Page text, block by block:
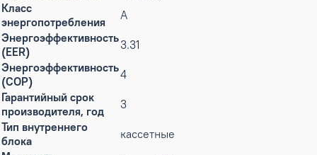
Класс
энергопотребления
A
Энергоэффективность
(EER)
3.31
Энергоэффективность
(COP)
4
Гарантийный срок
производителя, год
3
Тип внутреннего
блока
кассетные